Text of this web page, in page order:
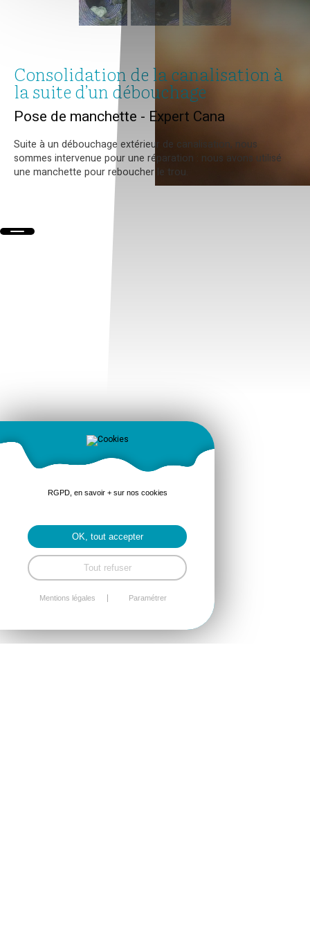
Consolidation de la canalisation à
la suite d’un débouchage
Pose de manchette - Expert Cana
Suite à un débouchage extérieur de canalisation, nous
sommes intervenue pour une réparation : nous avons utilisé
une manchette pour reboucher le trou.
RGPD, en savoir + sur nos cookies
OK, tout accepter
Tout refuser
Mentions légales Paramétrer